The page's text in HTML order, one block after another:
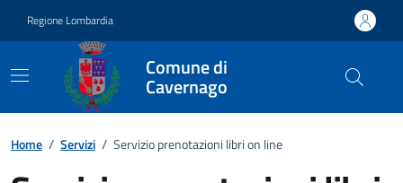
Regione Lombardia
Comune di
Cavernago
Home / Servizi / Servizio prenotazioni libri on line